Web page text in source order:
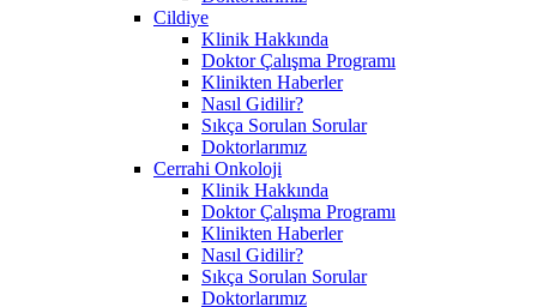
Cildiye
Klinik Hakkında
Doktor Çalışma Programı
Klinikten Haberler
Nasıl Gidilir?
Sıkça Sorulan Sorular
Doktorlarımız
Cerrahi Onkoloji
Klinik Hakkında
Doktor Çalışma Programı
Klinikten Haberler
Nasıl Gidilir?
Sıkça Sorulan Sorular
Doktorlarımız